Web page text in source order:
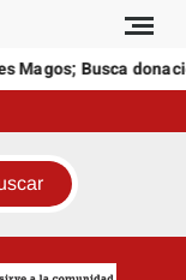
Busca